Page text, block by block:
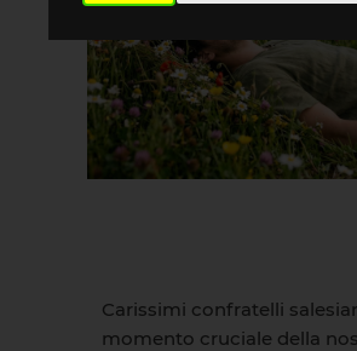
Carissimi confratelli
momento cruciale della